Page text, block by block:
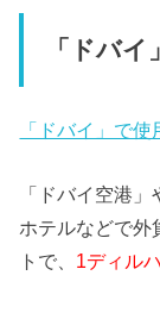
「ドバ
「ドバイ」で
「ドバイ空港
ホテルなどで外
トで、 1ディル